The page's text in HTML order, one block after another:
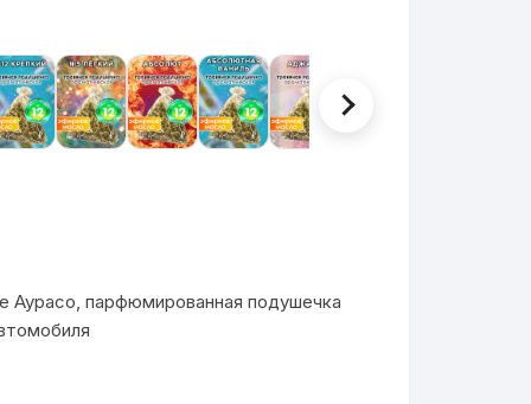
Аурасо, парфюмированная подушечка